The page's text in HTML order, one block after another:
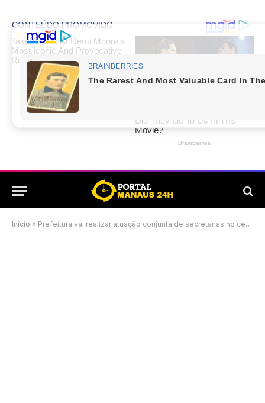
Início » Prefeitura vai realizar atuação conjunta de secretarias no centro de Manaus